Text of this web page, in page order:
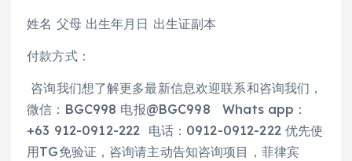
姓名 父母 出生年月日 出生证副本
付款方式：
咨询我们想了解更多最新信息欢迎联系和咨询我们，
微信：BGC998 电报@BGC998 Whats app：
+63 912-0912-222 电话：0912-0912-222 优先使
用TG免验证，咨询请主动告知咨询项目，菲律宾